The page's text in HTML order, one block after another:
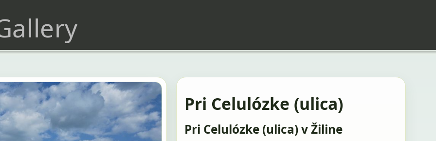
Pri Celulózke (ulica)
Pri Celulózke (ulica) v Žiline